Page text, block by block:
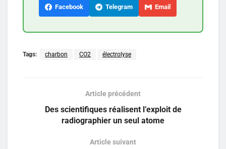
Facebook Telegram Email
Tags: charbon CO2 électrolyse
Article précédent
Des scientifiques réalisent l’exploit de
radiographier un seul atome
Article suivant